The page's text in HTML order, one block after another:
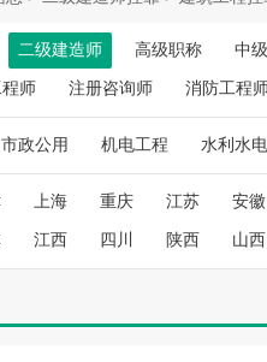
杨健
杨健
空城
杨健
空城
空城
空城
空城
杨健
二级建造师 高级职称 中
师 注册咨询师 消防工程
市政公用 机电工程 水利水电
上海 重庆 江苏 安徽
江西 四川 陕西 山西